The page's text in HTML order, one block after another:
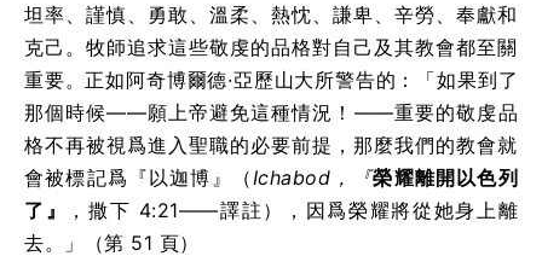
坦率、謹慎、勇敢、溫柔、熱忱、謙卑、辛勞、奉獻和
克己。牧師追求這些敬虔的品格對自己及其教會都至關
重要。正如阿奇博爾德·亞歷山大所警告的：「如果到了
那個時候——願上帝避免這種情況！——重要的敬虔品
格不再被視爲進入聖職的必要前提，那麼我們的教會就
會被標記爲『以迦博』（ Ichabod，『榮耀離開以色列
了』
，撒下 4:21——譯註），因爲榮耀將從她身上離
去。」（第 51 頁）